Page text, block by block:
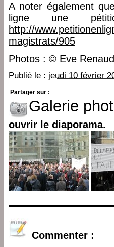
A noter également
ligne une
http://
magistrats/905
Photos : © Eve
Publié le : jeudi 10 février
Partager sur :
Galerie
ouvrir le diaporama.
Commenter :